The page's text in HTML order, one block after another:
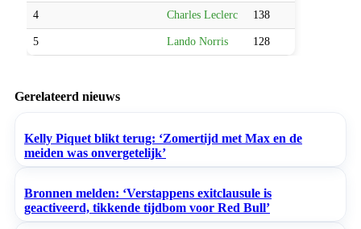
4 Charles Leclerc 138
5 Lando Norris 128
Gerelateerd nieuws
Kelly Piquet blikt terug: ‘Zomertijd met Max en de
meiden was onvergetelijk’
Bronnen melden: ‘Verstappens exitclausule is
geactiveerd, tikkende tijdbom voor Red Bull’